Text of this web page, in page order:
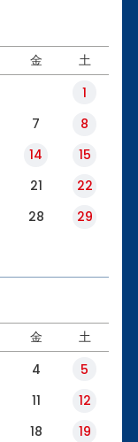
金 土
1
7
8
14
15
21
22
28
29
金 土
4
5
11
12
18
19